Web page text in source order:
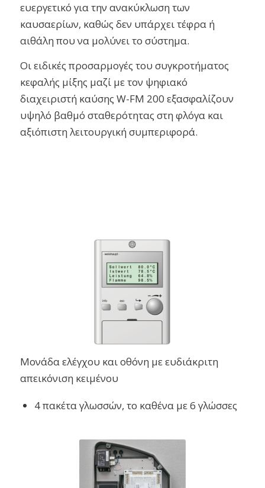
ευεργετικό για την ανακύκλωση των
καυσαερίων, καθώς δεν υπάρχει τέφρα ή
αιθάλη που να μολύνει το σύστημα.
Οι ειδικές προσαρμογές του συγκροτήματος
κεφαλής μίξης μαζί με τον ψηφιακό
διαχειριστή καύσης W-FM 200 εξασφαλίζουν
υψηλό βαθμό σταθερότητας στη φλόγα και
αξιόπιστη λειτουργική συμπεριφορά.
Μονάδα ελέγχου και oθόνη με ευδιάκριτη
απεικόνιση κειμένου
4 πακέτα γλωσσών, το καθένα με 6 γλώσσες